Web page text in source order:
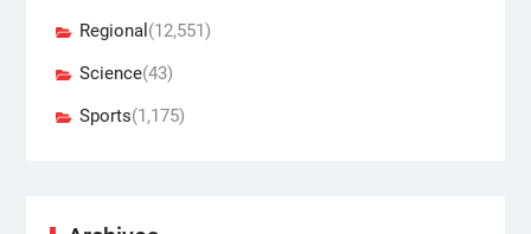
Regional (12,551)
Science(43)
Sports(1,175)